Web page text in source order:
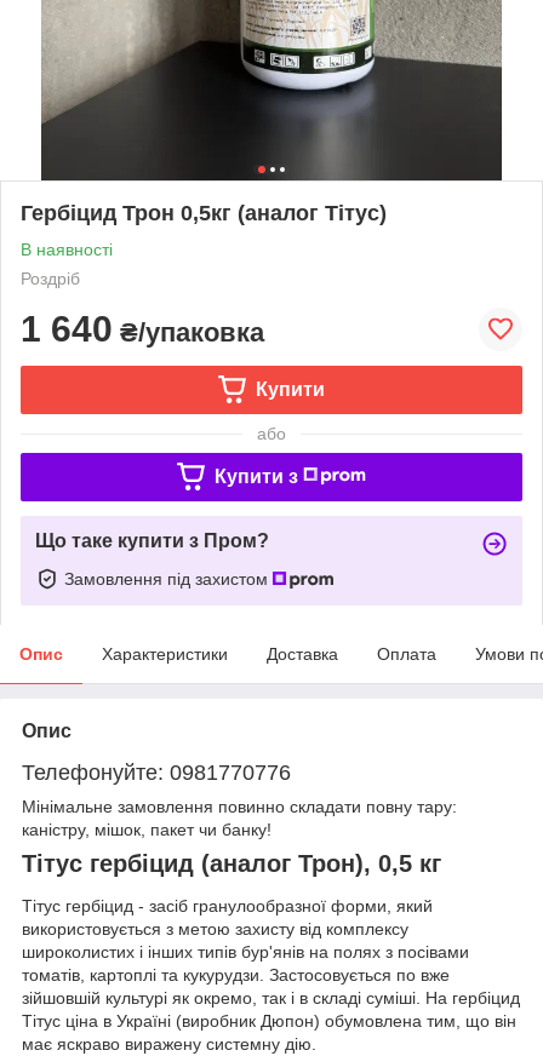
Гербіцид Трон 0,5кг (аналог Тітус)
В наявності
Роздріб
1 640 ₴/упаковка
Купити
або
Купити з
Що таке купити з Пром?
Замовлення під захистом
Опис Характеристики Доставка Оплата Умови
Опис
Телефонуйте: 0981770776
Мінімальне замовлення повинно складати повну тару:
каністру, мішок, пакет чи банку!
Тітус гербіцид (аналог Трон), 0,5 кг
Тітус гербіцид - засіб гранулообразної форми, який
використовується з метою захисту від комплексу
широколистих і інших типів бур'янів на полях з посівами
томатів, картоплі та кукурудзи. Застосовується по вже
зійшовшій культурі як окремо, так і в складі суміші. На гербіцид
Тітус ціна в Україні (виробник Дюпон) обумовлена тим, що він
має яскраво виражену системну дію.